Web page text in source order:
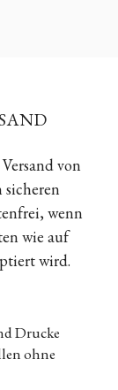
von
wenn
wie auf
wird.
Drucke
ohne